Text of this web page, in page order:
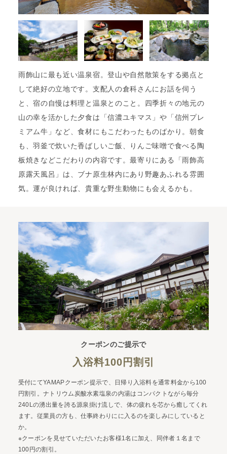
雨飾山に最も近い温泉宿。登山や自然散策をする拠点と
して絶好の立地です。支配人の倉科さんにお話を伺う
と、宿の自慢は料理と温泉とのこと。四季折々の地元の
山の幸を活かした夕食は「信濃ユキマス」や「信州プレ
ミアム牛」など、食材にもこだわったものばかり。朝食
も、羽釜で炊いた香ばしいご飯、りんご味噌で食べる陶
板焼きなどこだわりの内容です。最寄りにある「雨飾高
原露天風呂」は、ブナ原生林内にあり野趣あふれる雰囲
気。運が良ければ、貴重な野生動物にも会えるかも。
クーポンのご提示で
入浴料100円割引
受付にてYAMAPクーポン提示で、日帰り入浴料を通常料金から100
円割引。ナトリウム炭酸水素塩泉の内湯はコンパクトながら毎分
240Lの湧出量を誇る源泉掛け流しで、体の疲れを芯から癒してくれ
ます。従業員の方も、仕事終わりにに入るのを楽しみにしていると
か。
※クーポンを見せていただいたお客様1名に加え、同伴者１名まで
100円の割引。